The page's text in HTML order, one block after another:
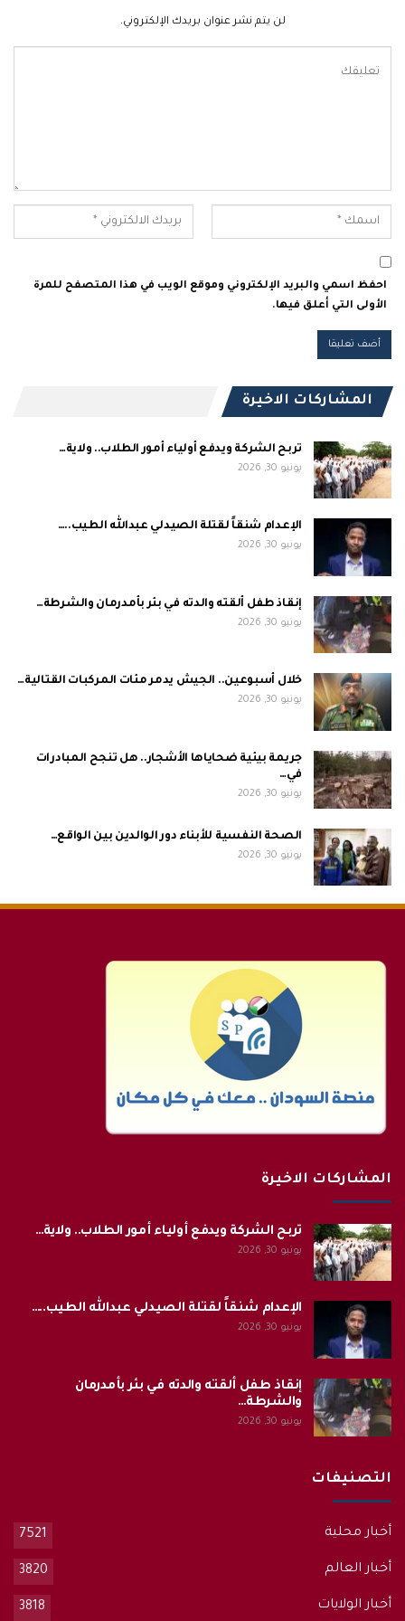
لن يتم نشر عنوان بريدك الإلكتروني.
احفظ اسمي والبريد الإلكتروني وموقع الويب في هذا المتصفح للمرة
الأولى التي أعلق فيها.
المشاركات الاخيرة
تربح الشركة ويدفع أولياء أمور الطلاب.. ولاية…
يونيو 30, 2026
الإعدام شنقاً لقتلة الصيدلي عبدالله الطيب..…
يونيو 30, 2026
إنقاذ طفل ألقته والدته في بئر بأمدرمان والشرطة…
يونيو 30, 2026
خلال أسبوعين.. الجيش يدمر مئات المركبات القتالية…
يونيو 30, 2026
جريمة بيئية ضحاياها الأشجار.. هل تنجح المبادرات
في…
يونيو 30, 2026
الصحة النفسية للأبناء دور الوالدين بين الواقع…
يونيو 30, 2026
المشاركات الاخيرة
تربح الشركة ويدفع أولياء أمور الطلاب.. ولاية…
يونيو 30, 2026
الإعدام شنقاً لقتلة الصيدلي عبدالله الطيب..…
يونيو 30, 2026
إنقاذ طفل ألقته والدته في بئر بأمدرمان
والشرطة…
يونيو 30, 2026
التصنيفات
أخبار محلية 7521
أخبار العالم 3820
أخبار الولايات 3818